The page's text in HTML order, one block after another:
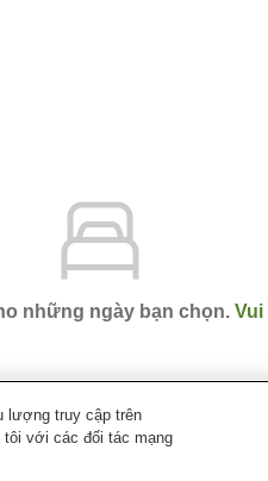
những ngày bạn chọn.
lượng truy cập trên
tôi với các đối tác mạng